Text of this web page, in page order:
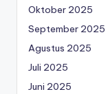
Oktober 2025
September 2025
Agustus 2025
Juli 2025
Juni 2025